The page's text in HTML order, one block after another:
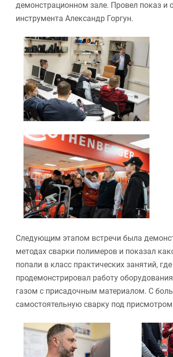
демонстрационном зале. Провел показ и
инструмента Александр Горгун.
Следующим этапом встречи была
методах сварки полимеров и показал
попали в класс практических занятий,
продемонстрировал работу
газом с присадочным материалом. С
самостоятельную сварку под